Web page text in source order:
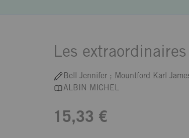
Les
Bell Jennifer ; Mountford Karl
ALBIN MICHEL
15,33 €